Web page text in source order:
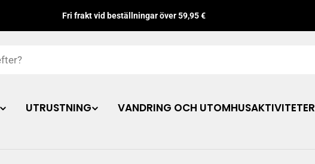
Fri frakt vid beställningar över 59,95 €
UTRUSTNING VANDRING OCH UTOMHUSAKTIVITETER